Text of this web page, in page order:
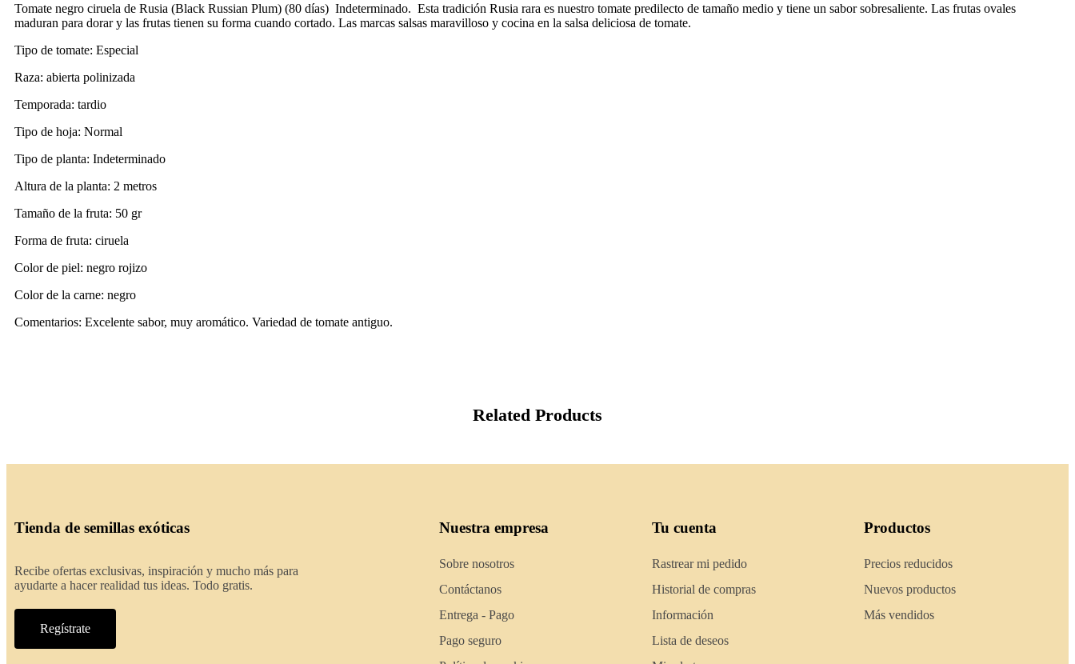
Tomate negro ciruela de Rusia (Black Russian Plum) (80 días) Indeterminado. Esta tradición Rusia rara es nuestro tomate predilecto de tamaño medio y tiene un sabor sobresaliente. Las frutas ovales
maduran para dorar y las frutas tienen su forma cuando cortado. Las marcas salsas maravilloso y cocina en la salsa deliciosa de tomate.
Tipo de tomate: Especial
Raza: abierta polinizada
Temporada: tardio
Tipo de hoja: Normal
Tipo de planta: Indeterminado
Altura de la planta: 2 metros
Tamaño de la fruta: 50 gr
Forma de fruta: ciruela
Color de piel: negro rojizo
Color de la carne: negro
Comentarios: Excelente sabor, muy aromático. Variedad de tomate antiguo.
Related Products
Tienda de semillas exóticas
Recibe ofertas exclusivas, inspiración y mucho más para
ayudarte a hacer realidad tus ideas. Todo gratis.
Regístrate
Nuestra empresa
Sobre nosotros
Contáctanos
Entrega - Pago
Pago seguro
Tu cuenta
Rastrear mi pedido
Historial de compras
Información
Lista de deseos
Productos
Precios reducidos
Nuevos productos
Más vendidos